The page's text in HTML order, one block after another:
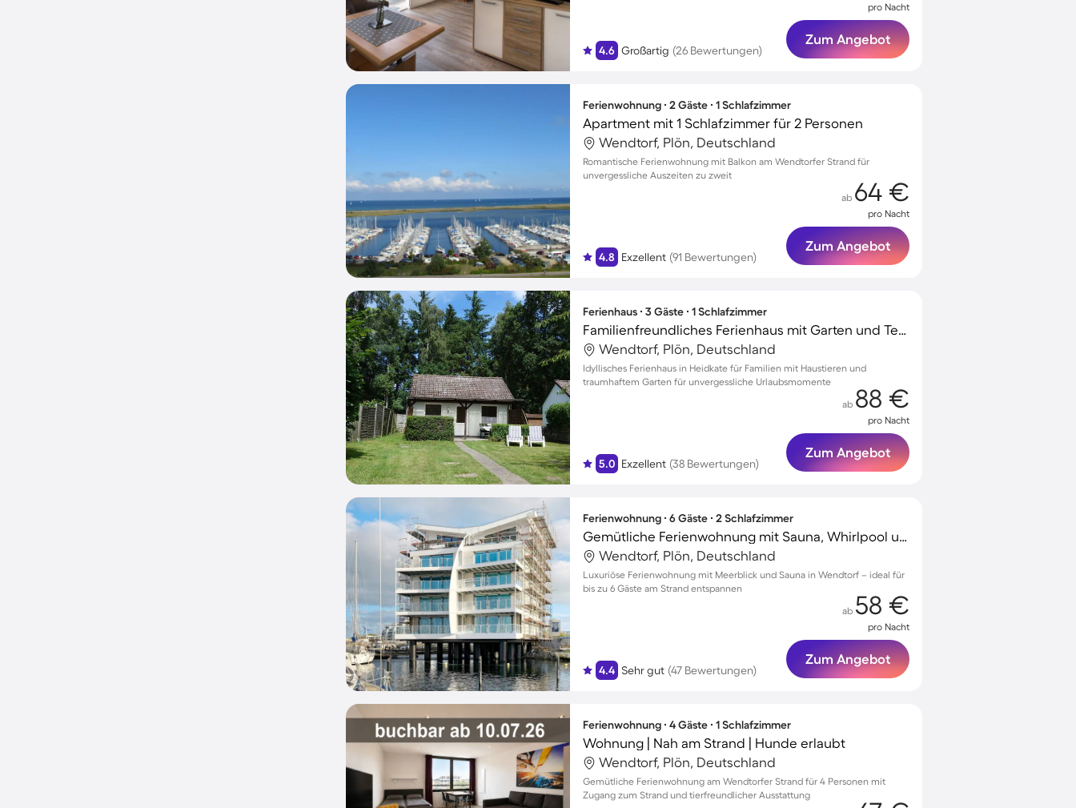
4.6 Großartig (26 Bewertungen)
pro Nacht
Zum Angebot
Ferienwohnung ∙ 2 Gäste ∙ 1 Schlafzimmer
Apartment mit 1 Schlafzimmer für 2 Personen
Wendtorf, Plön, Deutschland
Romantische Ferienwohnung mit Balkon am Wendtorfer Strand für
unvergessliche Auszeiten zu zweit
4.8 Exzellent (91 Bewertungen)
ab 64 €
pro Nacht
Zum Angebot
Ferienhaus ∙ 3 Gäste ∙ 1 Schlafzimmer
Familienfreundliches Ferienhaus mit Garten und Terrasse | Nah am Strand | Haustiere sind willkommen
Wendtorf, Plön, Deutschland
Idyllisches Ferienhaus in Heidkate für Familien mit Haustieren und
traumhaftem Garten für unvergessliche Urlaubsmomente
5.0 Exzellent (38 Bewertungen)
ab 88 €
pro Nacht
Zum Angebot
Ferienwohnung ∙ 6 Gäste ∙ 2 Schlafzimmer
Gemütliche Ferienwohnung mit Sauna, Whirlpool und Terrasse | Wasserblick
Wendtorf, Plön, Deutschland
Luxuriöse Ferienwohnung mit Meerblick und Sauna in Wendtorf – ideal für
bis zu 6 Gäste am Strand entspannen
4.4 Sehr gut (47 Bewertungen)
ab 58 €
pro Nacht
Zum Angebot
Ferienwohnung ∙ 4 Gäste ∙ 1 Schlafzimmer
Wohnung | Nah am Strand | Hunde erlaubt
Wendtorf, Plön, Deutschland
Gemütliche Ferienwohnung am Wendtorfer Strand für 4 Personen mit
Zugang zum Strand und tierfreundlicher Ausstattung